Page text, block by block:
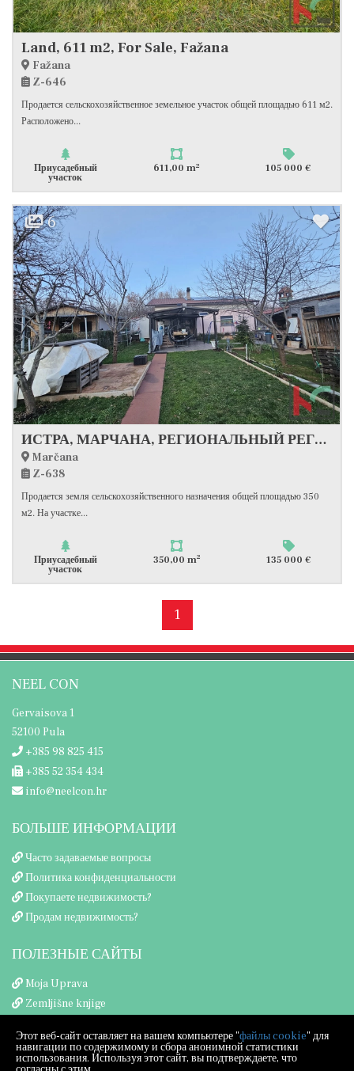
Land, 611 m2, For Sale, Fažana
Fažana
Z-646
Продается сельскохозяйственное земельное участок общей площадью 611 м2.
Расположено...
Приусадебный
участок
611,00 m2 105 000 €
6
ИСТРА, МАРЧАНА, РЕГИОНАЛЬНЫЙ РЕГИОН ФЕДЕРАТИВНОЙ РЕСПУБЛИКИ ИТАЛИЯ, #ПРОИЗВЕДЕНО
Marčana
Z-638
Продается земля сельскохозяйственного назначения общей площадью 350
м2. На участке...
Приусадебный
участок
350,00 m2 135 000 €
1
NEEL CON
Gervaisova 1
52100 Pula
+385 98 825 415
+385 52 354 434
info@neelcon.hr
БОЛЬШЕ ИНФОРМАЦИИ
Часто задаваемые вопросы
Политика конфиденциальности
Покупаете недвижимость?
Продам недвижимость?
ПОЛЕЗНЫЕ САЙТЫ
Moja Uprava
Zemljišne knjige
Этот веб-сайт оставляет на вашем компьютере "файлы cookie" для
навигации по содержимому и сбора анонимной статистики
использования. Используя этот сайт, вы подтверждаете, что